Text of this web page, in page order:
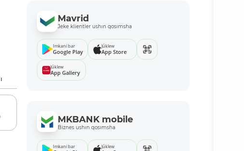
Mavrid
Jeke klientler ushın qosımsha
Imkani bar
Google Play
Júklew
App Store
Júklew
App Gallery
MKBANK mobile
Biznes ushın qosımsha
Imkani bar Júklew